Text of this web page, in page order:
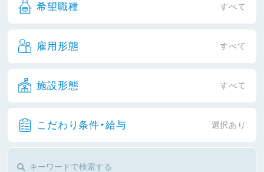
希望職種 すべて
雇用形態 すべて
施設形態 すべて
こだわり条件・給与 選択あり